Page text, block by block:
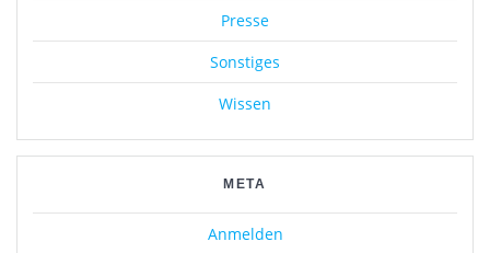
Presse
Sonstiges
Wissen
META
Anmelden